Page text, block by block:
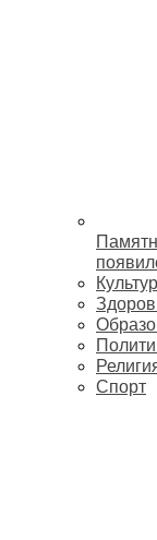
Спорт